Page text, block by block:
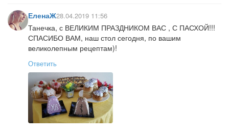
ЕленаЖ28.04.2019 11:56
Танечка, с ВЕЛИКИМ ПРАЗДНИКОМ ВАС , С ПАСХОЙ!!!
СПАСИБО ВАМ, наш стол сегодня, по вашим
великолепным рецептам)!
Ответить